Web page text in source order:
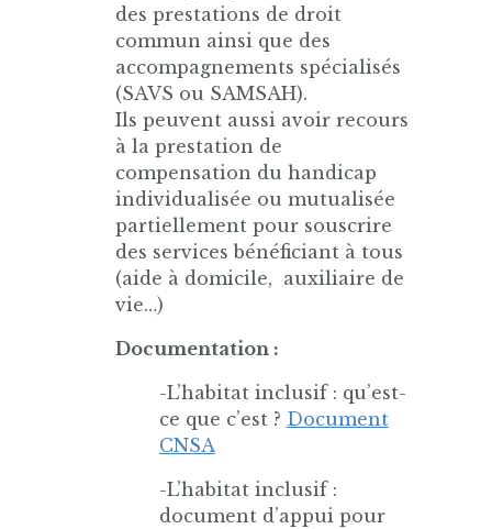
des prestations de droit
commun ainsi que des
accompagnements spécialisés
(SAVS ou SAMSAH).
Ils peuvent aussi avoir recours
à la prestation de
compensation du handicap
individualisée ou mutualisée
partiellement pour souscrire
des services bénéficiant à tous
(aide à domicile, auxiliaire de
vie…)
Documentation :
-L’habitat inclusif : qu’est-
ce que c’est ? Document
CNSA
-L’habitat inclusif :
document d’appui pour